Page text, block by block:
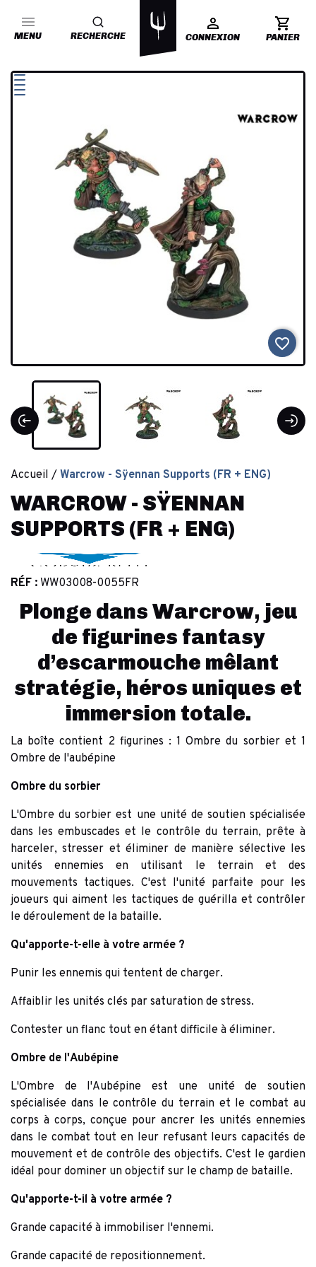
MENU RECHERCHE CONNEXION PANIER
favorite_border
Accueil Warcrow - Sÿennan Supports (FR + ENG)
WARCROW - SŸENNAN
SUPPORTS (FR + ENG)
RÉF : WW03008-0055FR
Plonge dans Warcrow, jeu
de figurines fantasy
d’escarmouche mêlant
stratégie, héros uniques et
immersion totale.
La boîte contient 2 figurines : 1 Ombre du sorbier et 1
Ombre de l'aubépine
Ombre du sorbier
L'Ombre du sorbier est une unité de soutien spécialisée
dans les embuscades et le contrôle du terrain, prête à
harceler, stresser et éliminer de manière sélective les
unités ennemies en utilisant le terrain et des
mouvements tactiques. C'est l'unité parfaite pour les
joueurs qui aiment les tactiques de guérilla et contrôler
le déroulement de la bataille.
Qu'apporte-t-elle à votre armée ?
Punir les ennemis qui tentent de charger.
Affaiblir les unités clés par saturation de stress.
Contester un flanc tout en étant difficile à éliminer.
Ombre de l'Aubépine
L'Ombre de l'Aubépine est une unité de soutien
spécialisée dans le contrôle du terrain et le combat au
corps à corps, conçue pour ancrer les unités ennemies
dans le combat tout en leur refusant leurs capacités de
mouvement et de contrôle des objectifs. C'est le gardien
idéal pour dominer un objectif sur le champ de bataille.
Qu'apporte-t-il à votre armée ?
Grande capacité à immobiliser l'ennemi.
Grande capacité de repositionnement.